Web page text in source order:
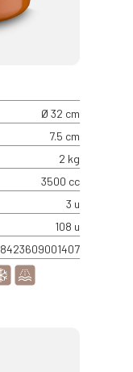
Ø 32 cm
7.5 cm
2 kg
3500 cc
3 u
108 u
8423609001407